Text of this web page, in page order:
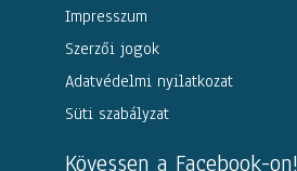
Impresszum
Szerzői jogok
Adatvédelmi nyilatkozat
Süti szabályzat
Kövessen a Facebook-on!